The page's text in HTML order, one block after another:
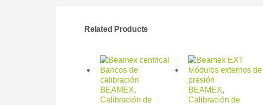
Related Products
BEAMEX,
Calibración de
BEAMEX,
Calibración de